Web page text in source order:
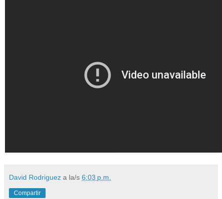
David Rodriguez a la/s 6:03 p.m.
Compartir